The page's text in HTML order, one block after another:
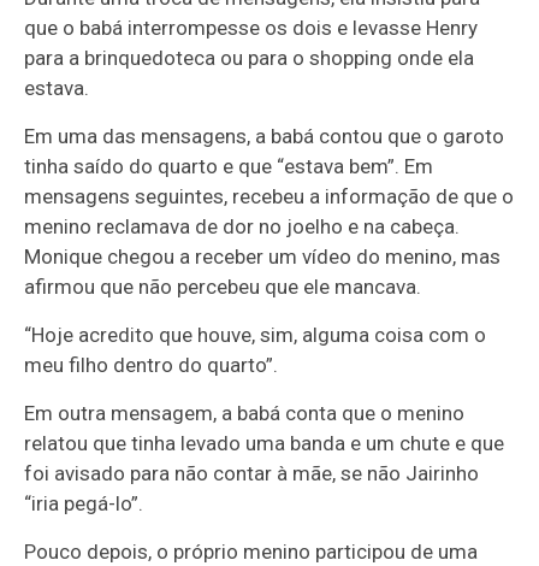
que o babá interrompesse os dois e levasse Henry
para a brinquedoteca ou para o shopping onde ela
estava.
Em uma das mensagens, a babá contou que o garoto
tinha saído do quarto e que “estava bem”. Em
mensagens seguintes, recebeu a informação de que o
menino reclamava de dor no joelho e na cabeça.
Monique chegou a receber um vídeo do menino, mas
afirmou que não percebeu que ele mancava.
“Hoje acredito que houve, sim, alguma coisa com o
meu filho dentro do quarto”.
Em outra mensagem, a babá conta que o menino
relatou que tinha levado uma banda e um chute e que
foi avisado para não contar à mãe, se não Jairinho
“iria pegá-lo”.
Pouco depois, o próprio menino participou de uma